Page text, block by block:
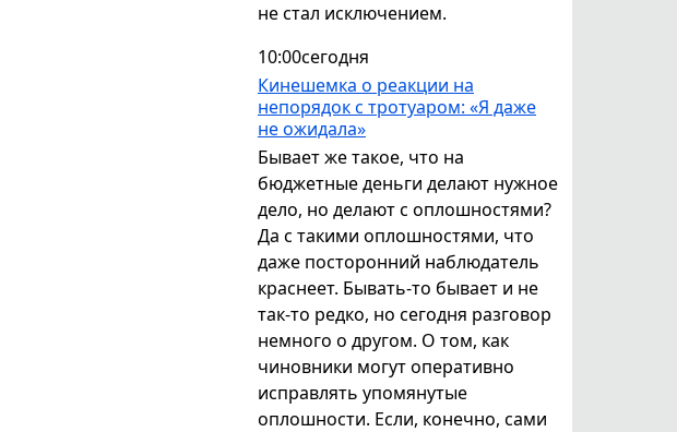
не стал исключением.
10:00сегодня
Кинешемка о реакции на
непорядок с тротуаром: «Я даже
не ожидала»
Бывает же такое, что на
бюджетные деньги делают нужное
дело, но делают с оплошностями?
Да с такими оплошностями, что
даже посторонний наблюдатель
краснеет. Бывать-то бывает и не
так-то редко, но сегодня разговор
немного о другом. О том, как
чиновники могут оперативно
исправлять упомянутые
оплошности. Если, конечно, сами